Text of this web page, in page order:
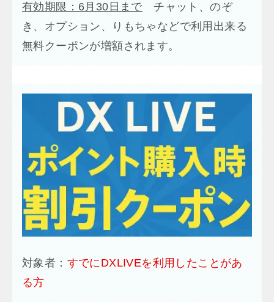
有効期限：6月30日までチャット、のぞ
き、オプション、りもちゃなどで利用出来る
無料クーポンが増額されます。
対象者： すでにDXLIVEを利用したことがあ
る方